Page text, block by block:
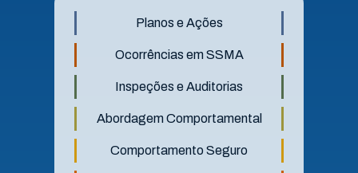
Planos e Ações
Ocorrências em SSMA
Inspeções e Auditorias
Abordagem Comportamental
Comportamento Seguro